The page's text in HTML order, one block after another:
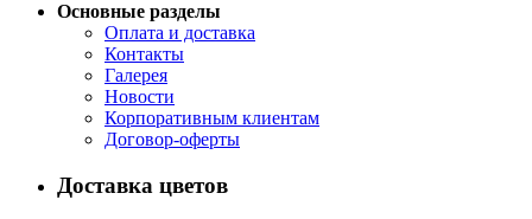
Основные разделы
Оплата и доставка
Контакты
Галерея
Новости
Корпоративным клиентам
Договор-оферты
Доставка цветов